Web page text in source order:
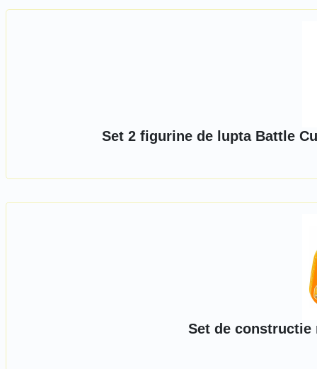
Set 2 figurine de lupta Battle
Set de constructie